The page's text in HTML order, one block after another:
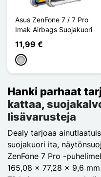
Asus ZenFone 7 / 7 Pro
Imak Airbags Suojakuori
11,99 €
Transparent
Hanki parhaat
kattaa,
lisävarusteja
Dealy tarjoaa
suojakuori ita,
ZenFone 7 Pro -
165,08 x 77,28 x 9,6